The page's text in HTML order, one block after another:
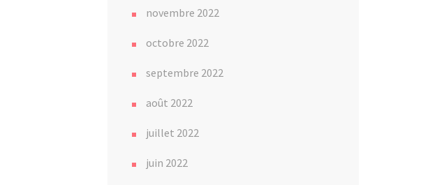
novembre 2022
octobre 2022
septembre 2022
août 2022
juillet 2022
juin 2022